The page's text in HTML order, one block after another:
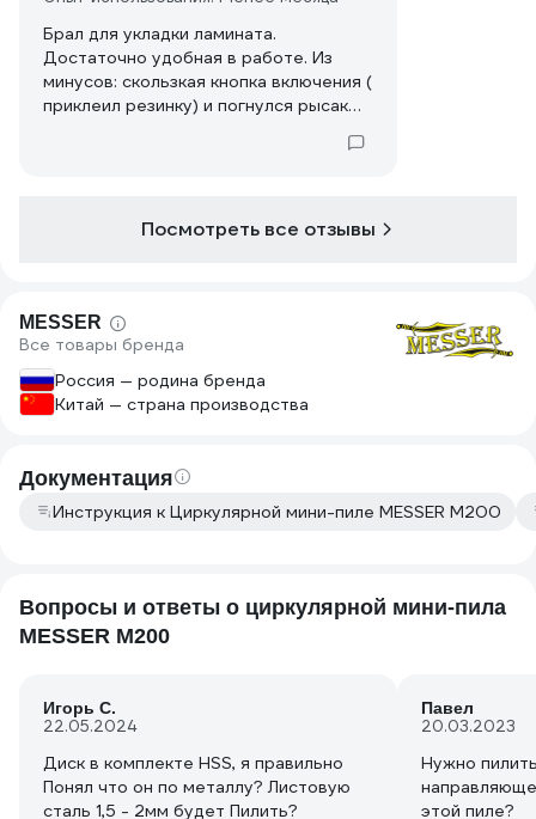
Брал для укладки ламината.
Достаточно удобная в работе. Из
минусов: скользкая кнопка включения (
приклеил резинку) и погнулся рысак
доработал, одел стержень от ручки)
Посмотреть все отзывы
MESSER
Все товары бренда
Россия — родина бренда
Китай — страна производства
Документация
Инструкция к Циркулярной мини-пиле MESSER M200
Вопросы и ответы о циркулярной мини-пила
MESSER M200
Игорь С.
22.05.2024
Диск в комплекте HSS, я правильно
Понял что он по металлу? Листовую
сталь 1,5 - 2мм будет Пилить?
Павел
20.03.2023
Нужно
этой пиле?